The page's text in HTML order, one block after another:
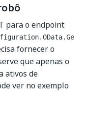
para o endpoint
fornecer o
que apenas o
ativos de
ver no exemplo